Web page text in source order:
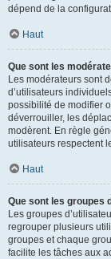
dépend de la
Haut
Que sont les
Les modérateurs sont
d’utilisateurs
possibilité de modifier
déverrouiller, les
modèrent. En règle
utilisateurs respectent
Haut
Que sont les groupes
Les groupes
regrouper plusieurs
groupes et chaque
facilite les tâches aux